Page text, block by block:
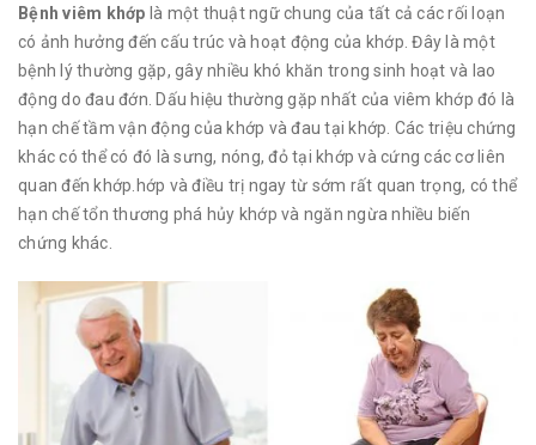
Bệnh viêm khớp là một thuật ngữ chung của tất cả các rối loạn
có ảnh hưởng đến cấu trúc và hoạt động của khớp. Đây là một
bệnh lý thường gặp, gây nhiều khó khăn trong sinh hoạt và lao
động do đau đớn. Dấu hiệu thường gặp nhất của viêm khớp đó là
hạn chế tầm vận động của khớp và đau tại khớp. Các triệu chứng
khác có thể có đó là sưng, nóng, đỏ tại khớp và cứng các cơ liên
quan đến khớp.hớp và điều trị ngay từ sớm rất quan trọng, có thể
hạn chế tổn thương phá hủy khớp và ngăn ngừa nhiều biến
chứng khác.